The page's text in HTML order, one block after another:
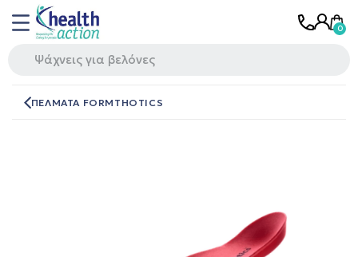
ΠΕΛΜΑΤΑ FORMTHOTICS